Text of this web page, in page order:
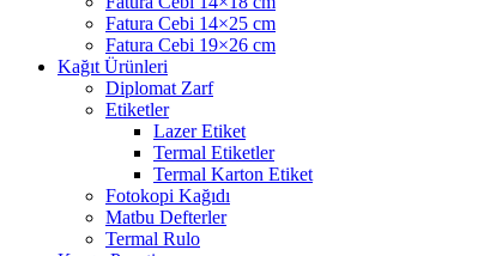
Fatura Cebi 14×25 cm
Fatura Cebi 19×26 cm
Kağıt Ürünleri
Diplomat Zarf
Etiketler
Lazer Etiket
Termal Etiketler
Termal Karton Etiket
Fotokopi Kağıdı
Matbu Defterler
Termal Rulo